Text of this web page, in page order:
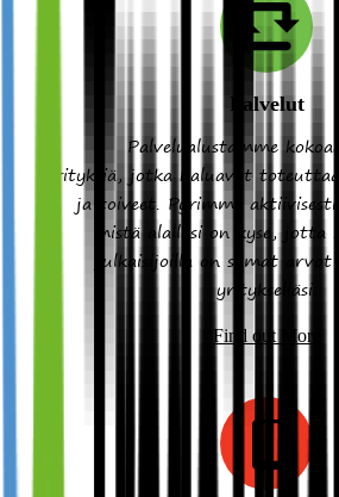
Palvelut
Palvelualustamme
yrityksiä, jotka haluavat
ja toiveet. Pyrimme
mistä alallasi on kyse, jotta
julkaisijoilla on samat arvot
yritykselläsi.
Find out More